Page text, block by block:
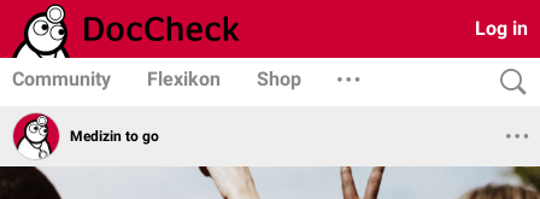
Log in
Community Flexikon Shop
Medizin to go